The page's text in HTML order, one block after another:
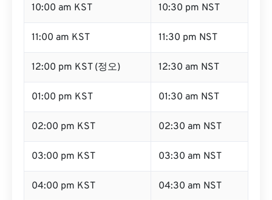
10:00 am KST 10:30 pm NST
11:00 am KST 11:30 pm NST
12:00 pm KST (정오) 12:30 am NST
01:00 pm KST 01:30 am NST
02:00 pm KST 02:30 am NST
03:00 pm KST 03:30 am NST
04:00 pm KST 04:30 am NST